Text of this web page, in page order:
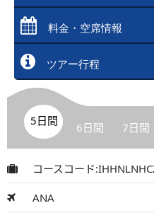
料金・空席情報
ツアー行程
5日間 6日間 7日間
コースコード
ANA